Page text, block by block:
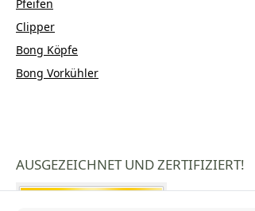
Pfeifen
Clipper
Bong Köpfe
Bong Vorkühler
AUSGEZEICHNET UND ZERTIFIZIERT!